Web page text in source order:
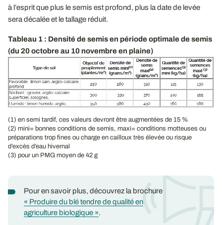
à l’esprit que plus le semis est profond, plus la date de levée
sera décalée et le tallage réduit.
Tableau 1 : Densité de semis en période optimale de semis
(du 20 octobre au 10 novembre en plaine)
(1) en semi tardif, ces valeurs devront être augmentées de 15 %
(2) mini= bonnes conditions de semis, maxi= conditions motteuses ou
préparations trop fines ou charge en cailloux très élevée ou risque
d’excès d’eau hivernal
(3) pour un PMG moyen de 42 g
Pour en savoir plus, découvrez la brochure
« Produire du blé tendre de qualité en
agriculture biologique ».